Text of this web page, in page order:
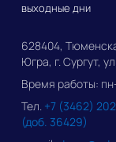
выходные дни
628404,
Югра, г. Сургут,
Время работы:
Тел. +7 (3462)
(доб. 36429)